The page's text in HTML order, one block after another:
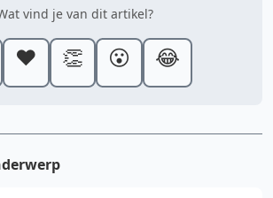
vind je van dit artikel?
❤️ 👏 😮 😂